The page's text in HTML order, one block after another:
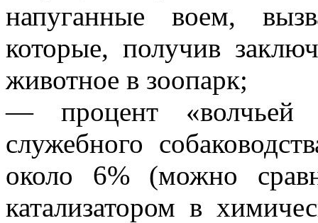
напуганные воем,
которые, получив
животное в зоопарк;
— процент «волчьей
служебного
около 6% (можно
катализатором в